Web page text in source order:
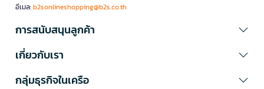
อีเมล:b2sonlineshopping@b2s.co.th
การสนับสนุนลูกค้า
เกี่ยวกับเรา
กลุ่มธุรกิจในเครือ